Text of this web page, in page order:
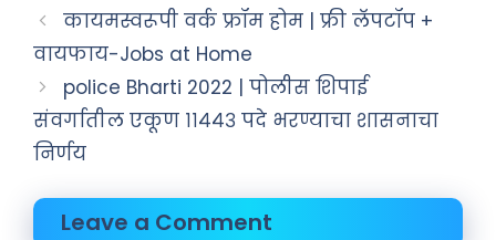
कायमस्वरूपी वर्क फ्रॉम होम | फ्री लॅपटॉप +
वायफाय-Jobs at Home
police Bharti 2022 | पोलीस शिपाई
संवर्गातील एकूण ११४४३ पदे भरण्याचा शासनाचा
निर्णय
Leave a Comment